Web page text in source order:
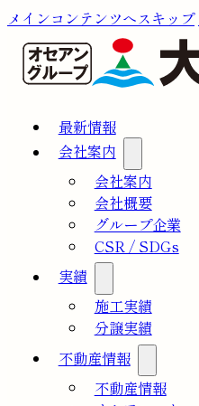
メインコンテンツへスキップ
最新情報
会社案内
会社案内
会社概要
グループ企業
CSR / SDGs
実績
施工実績
分譲実績
不動産情報
不動産情報